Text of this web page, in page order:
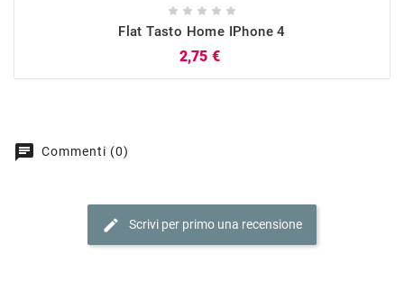
    
Flat Tasto Home IPhone 4
2,75 €
chat Commenti (0)
edit Scrivi per primo una recensione